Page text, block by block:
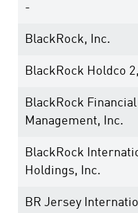
-
BlackRock, Inc.
BlackRock Holdco
BlackRock Financial
Management, Inc.
BlackRock
Holdings, Inc.
BR Jersey